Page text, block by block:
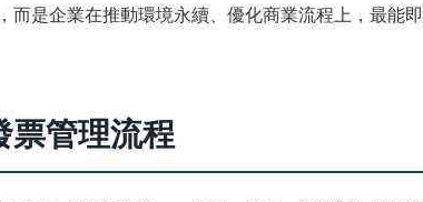
是企業在推動環境永續、優化商業流程上，最能即
票管理流程